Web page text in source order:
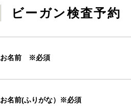
ビーガン検査予約
お名前 ※必須
お名前(ふりがな）※必須